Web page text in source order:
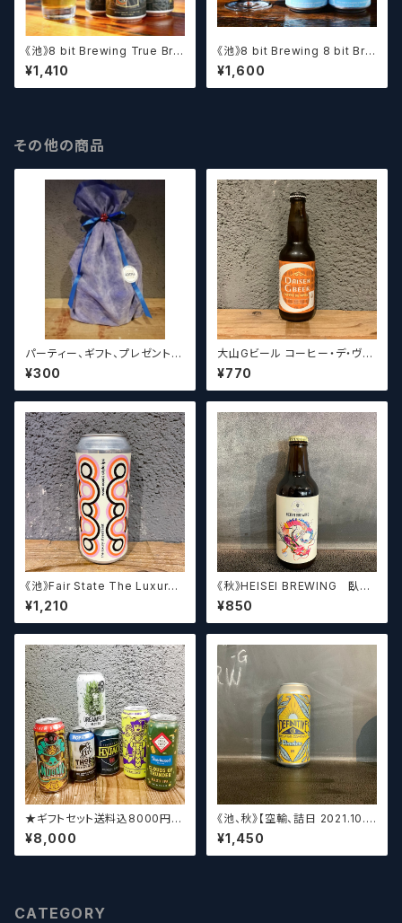
《池》8 bit Brewing True Bre
wmance (473ml) / トゥルー
ブルーマンス【クラフトビール】
¥1,410
《池》8 bit Brewing 8 bit Bre
wing Helium Voyage (473
ml) / ヘリウム ヴォヤージュ【ク
ラフトビール】
¥1,600
その他の商品
パーティー、ギフト、プレゼント、
お中元、お歳暮、結婚祝い等の
贈り物やお祝いに！
¥300
大山Gビール コーヒー・デ・ヴァ
イス【クラフトビール】
¥770
《池》Fair State The Luxury
of Restraint / フェアステイト
ザ ラグジュアリー オブ リストレ
イント【クラフトビールシザーズ】
¥1,210
《秋》HEISEI BREWING 臥龍
長生(がりゅうちょうせい)アメリ
カンペールエール【クラフトビー
ル】
¥850
★ギフトセット送料込8000円★
（お好みに合わせて高価なビー
ルも含めて5～6本チョイスさせ
ていただきます）【クラフトビー
¥8,000
《池、秋》【空輸、詰日 2021.10.2
6】ディフィニティブ エルスウェア
/ Definitive Elsewhere
¥1,450
CATEGORY